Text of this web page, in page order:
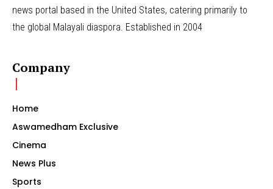
news portal based in the United States, catering primarily to
the global Malayali diaspora. Established in 2004
Company
Home
Aswamedham Exclusive
Cinema
News Plus
Sports